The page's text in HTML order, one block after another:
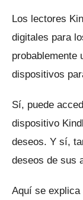
Los lectores
digitales para
probablemente
dispositivos
Sí, puede
dispositivo
deseos. Y sí,
deseos de sus
Aquí se explica